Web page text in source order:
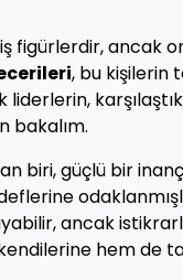
ancak
, bu kişilerin
bakalım.
biri, güçlü bir inanç
ancak
kendilerine hem